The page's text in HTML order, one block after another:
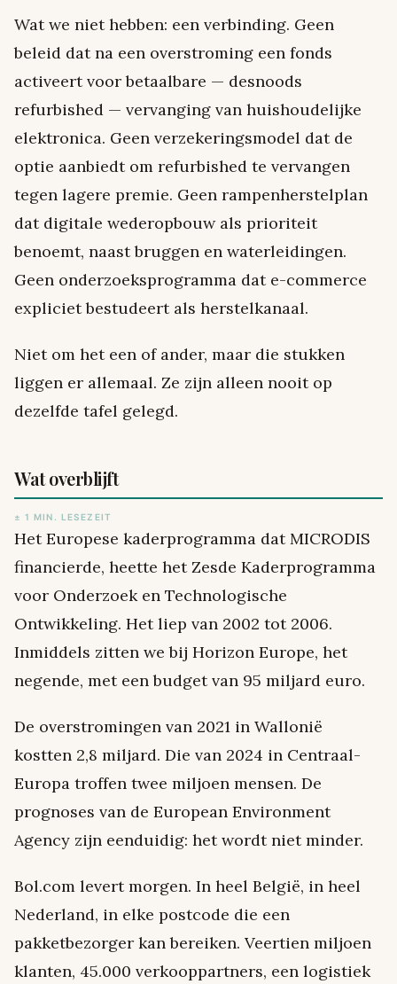
Wat we niet hebben: een verbinding. Geen
beleid dat na een overstroming een fonds
activeert voor betaalbare — desnoods
refurbished — vervanging van huishoudelijke
elektronica. Geen verzekeringsmodel dat de
optie aanbiedt om refurbished te vervangen
tegen lagere premie. Geen rampenherstelplan
dat digitale wederopbouw als prioriteit
benoemt, naast bruggen en waterleidingen.
Geen onderzoeksprogramma dat e-commerce
expliciet bestudeert als herstelkanaal.
Niet om het een of ander, maar die stukken
liggen er allemaal. Ze zijn alleen nooit op
dezelfde tafel gelegd.
Wat overblijft
± 1 MIN. LESEZEIT
Het Europese kaderprogramma dat MICRODIS
financierde, heette het Zesde Kaderprogramma
voor Onderzoek en Technologische
Ontwikkeling. Het liep van 2002 tot 2006.
Inmiddels zitten we bij Horizon Europe, het
negende, met een budget van 95 miljard euro.
De overstromingen van 2021 in Wallonië
kostten 2,8 miljard. Die van 2024 in Centraal-
Europa troffen twee miljoen mensen. De
prognoses van de European Environment
Agency zijn eenduidig: het wordt niet minder.
Bol.com levert morgen. In heel België, in heel
Nederland, in elke postcode die een
pakketbezorger kan bereiken. Veertien miljoen
klanten, 45.000 verkooppartners, een logistiek